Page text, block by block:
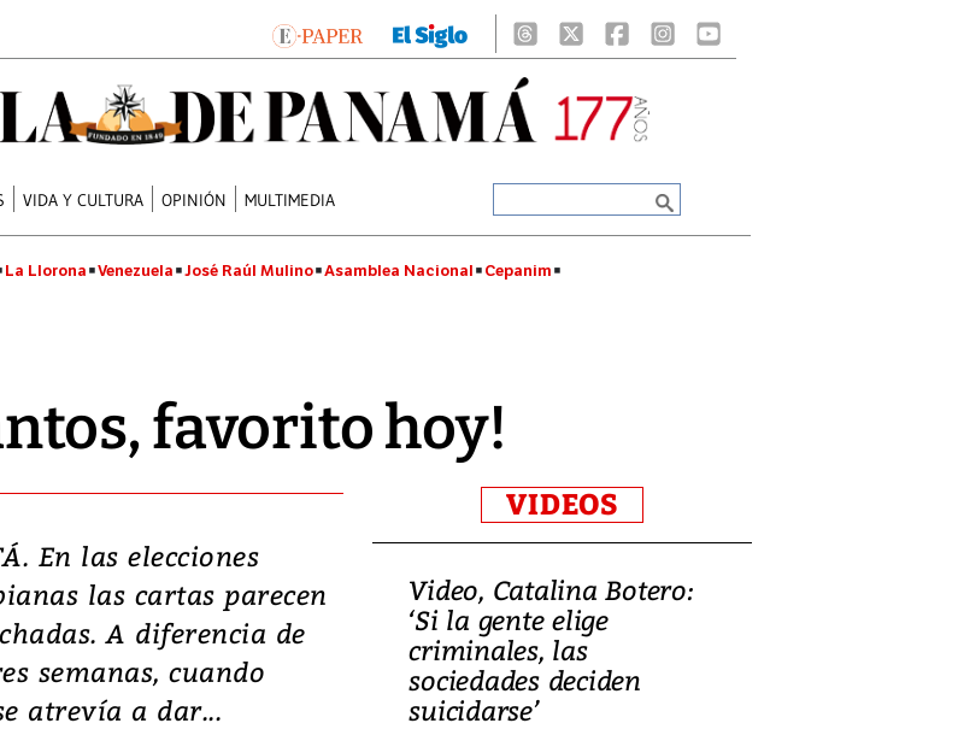
VIDA Y CULTURA OPINIÓN MULTIMEDIA
La Llorona Venezuela José Raúl Mulino Asamblea Nacional Cepanim
favorito hoy!
En las elecciones
las cartas parecen
A diferencia de
semanas, cuando
atrevía a dar...
VIDEOS
Video, Japón: Terremoto
deja heridos y graves
daños en Kumamoto
Video, Catalina Botero:
‘Si la gente elige
criminales, las
sociedades deciden
suicidarse’